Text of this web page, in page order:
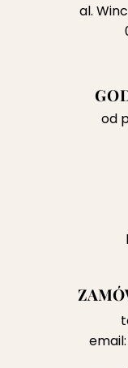
al.
od
email: